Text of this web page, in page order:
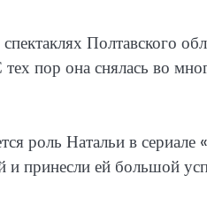
Полтавского
пор она снялась во
роль Натальи в
и принесли ей большой